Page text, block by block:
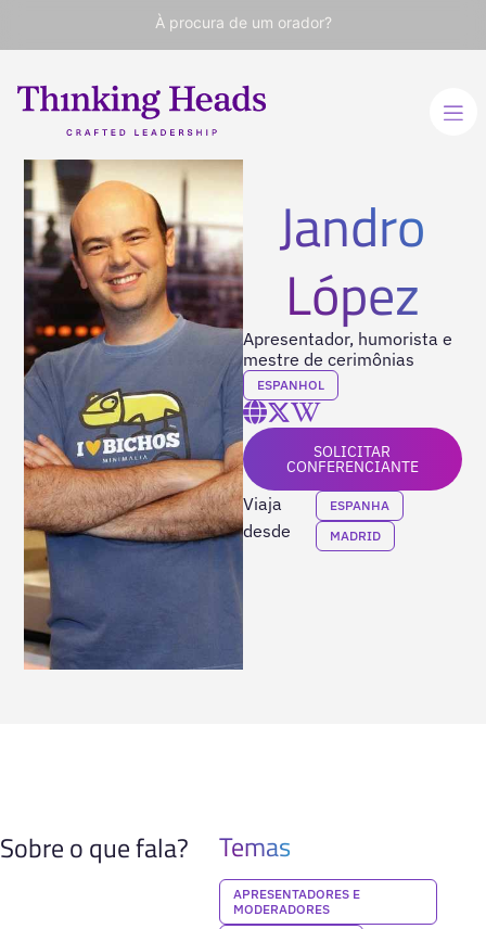
À procura de um orador?
Jandro
López
Apresentador, humorista e
mestre de cerimônias
ESPANHOL
SOLICITAR
CONFERENCIANTE
Viaja
desde
ESPANHA
MADRID
Sobre o que fala? Temas
APRESENTADORES E
MODERADORES